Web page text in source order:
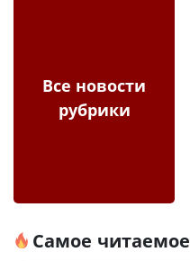
Все новости
рубрики
Самое читаемое